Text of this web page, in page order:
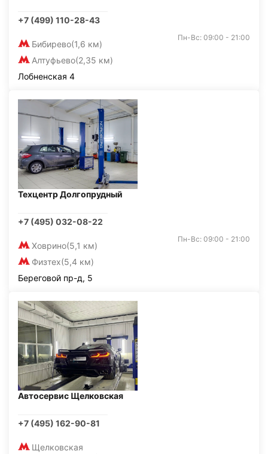
+7 (499) 110-28-43
Бибирево(1,6 км)
Алтуфьево(2,35 км)
Пн-Вс: 09:00 - 21:00
Лобненская 4
Техцентр Долгопрудный
+7 (495) 032-08-22
Ховрино(5,1 км)
Физтех(5,4 км)
Пн-Вс: 09:00 - 21:00
Береговой пр-д, 5
Автосервис Щелковская
+7 (495) 162-90-81
Щелковская